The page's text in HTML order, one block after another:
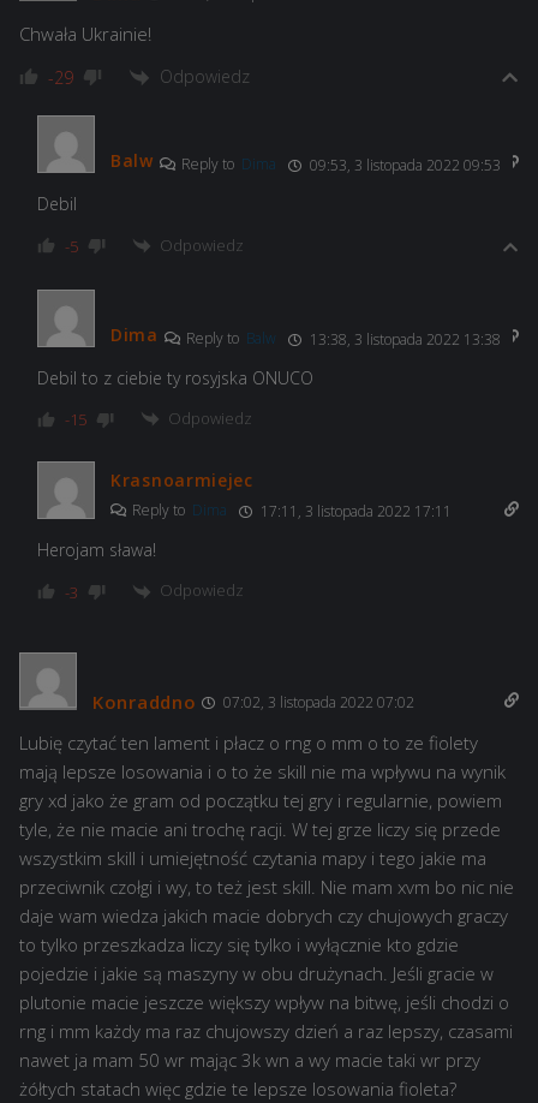
Chwała Ukrainie!
-29 Odpowiedz
Balw Reply to Dima 09:53, 3 listopada 2022 09:53
Debil
-5 Odpowiedz
Dima Reply to Balw 13:38, 3 listopada 2022 13:38
Debil to z ciebie ty rosyjska ONUCO
-15 Odpowiedz
Krasnoarmiejec
Reply to Dima 17:11, 3 listopada 2022 17:11
Herojam sława!
-3 Odpowiedz
Konraddno 07:02, 3 listopada 2022 07:02
Lubię czytać ten lament i płacz o rng o mm o to ze fiolety
mają lepsze losowania i o to że skill nie ma wpływu na wynik
gry xd jako że gram od początku tej gry i regularnie, powiem
tyle, że nie macie ani trochę racji. W tej grze liczy się przede
wszystkim skill i umiejętność czytania mapy i tego jakie ma
przeciwnik czołgi i wy, to też jest skill. Nie mam xvm bo nic nie
daje wam wiedza jakich macie dobrych czy chujowych graczy
to tylko przeszkadza liczy się tylko i wyłącznie kto gdzie
pojedzie i jakie są maszyny w obu drużynach. Jeśli gracie w
plutonie macie jeszcze większy wpływ na bitwę, jeśli chodzi o
rng i mm każdy ma raz chujowszy dzień a raz lepszy, czasami
nawet ja mam 50 wr mając 3k wn a wy macie taki wr przy
żółtych statach więc gdzie te lepsze losowania fioleta?